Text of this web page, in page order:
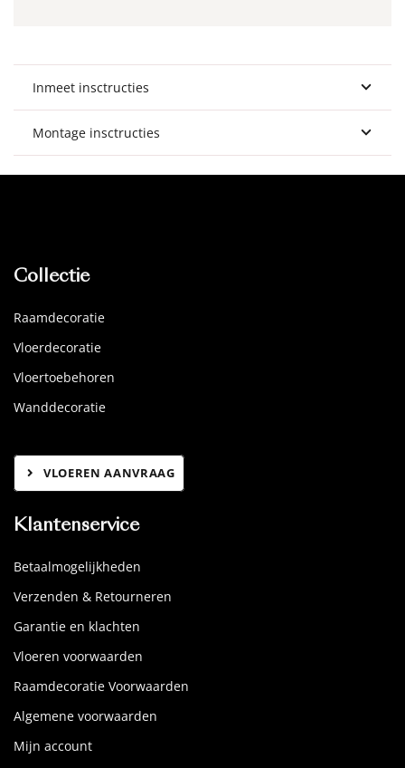
aantal
Inmeet insctructies
Montage insctructies
Collectie
Raamdecoratie
Vloerdecoratie
Vloertoebehoren
Wanddecoratie
VLOEREN AANVRAAG
Klantenservice
Betaalmogelijkheden
Verzenden & Retourneren
Garantie en klachten
Vloeren voorwaarden
Raamdecoratie Voorwaarden
Algemene voorwaarden
Mijn account